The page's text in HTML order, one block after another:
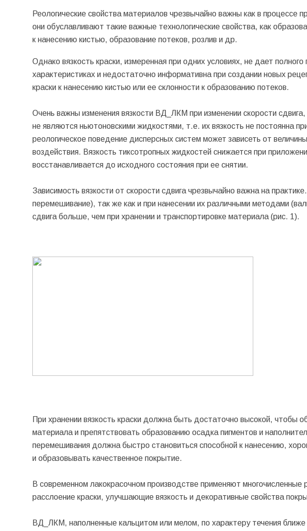
Реологические свойства материалов чрезвычайно важны как в процессе
они обуславливают такие важные технологические свойства, как
к нанесению кистью, образование потеков, розлив и др.
Однако вязкость краски, измеренная при одних условиях, не дает
характеристиках и недостаточно информативна при создании новых
краски к нанесению кистью или ее склонности к образованию потеков.
Очень важны изменения вязкости ВД_ЛКМ при изменении скорости
не являются ньютоновскими жидкостями, т.е. их вязкость не постоянна
реологическое поведение дисперсных систем может зависеть от
воздействия. Вязкость тиксотропных жидкостей снижается при
восстанавливается до исходного состояния при ее снятии.
Зависимость вязкости от скорости сдвига чрезвычайно важна на
перемешивание), так же как и при нанесении их различными методами
сдвига больше, чем при хранении и транспортировке материала (рис. 1).
При хранении вязкость краски должна быть достаточно высокой, чтобы
материала и препятствовать образованию осадка пигментов и
перемешивания должна быстро становиться способной к нанесению,
и образовывать качественное покрытие.
В современном лакокрасочном производстве применяют
расслоение краски, улучшающие вязкость и декоративные свойства
ВД_ЛКМ, наполненные кальцитом или мелом, по характеру течения